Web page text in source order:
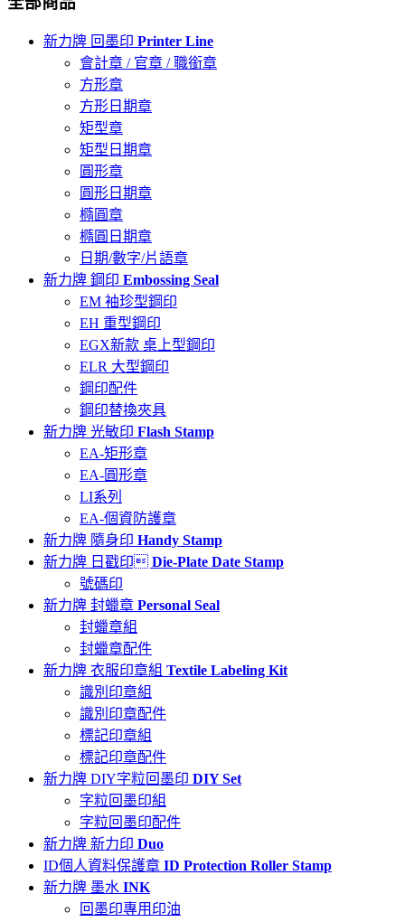
新力牌 回墨印 Printer Line
會計章 / 官章 / 職銜章
方形章
方形日期章
矩型章
矩型日期章
圓形章
圓形日期章
橢圓章
橢圓日期章
日期/數字/片語章
新力牌 鋼印 Embossing Seal
EM 袖珍型鋼印
EH 重型鋼印
EGX新款 桌上型鋼印
ELR 大型鋼印
鋼印配件
鋼印替換夾具
新力牌 光敏印 Flash Stamp
EA-矩形章
EA-圓形章
LI系列
EA-個資防護章
新力牌 隨身印 Handy Stamp
新力牌 日戳印 Die-Plate Date Stamp
號碼印
新力牌 封蠟章 Personal Seal
封蠟章組
封蠟章配件
新力牌 衣服印章組 Textile Labeling Kit
識別印章組
識別印章配件
標記印章組
標記印章配件
新力牌 DIY字粒回墨印 DIY Set
字粒回墨印組
字粒回墨印配件
新力牌 新力印 Duo
ID個人資料保護章 ID Protection Roller Stamp
新力牌 墨水 INK
回墨印專用印油